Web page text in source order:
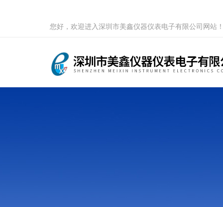
您好，欢迎进入深圳市美鑫仪器仪表电子有限公司网站